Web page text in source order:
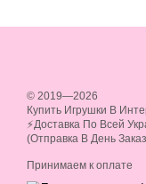
© 2019—2026
Купить Игрушки В
⚡Доставка По Всей
(Отправка В День
Принимаем к оплате